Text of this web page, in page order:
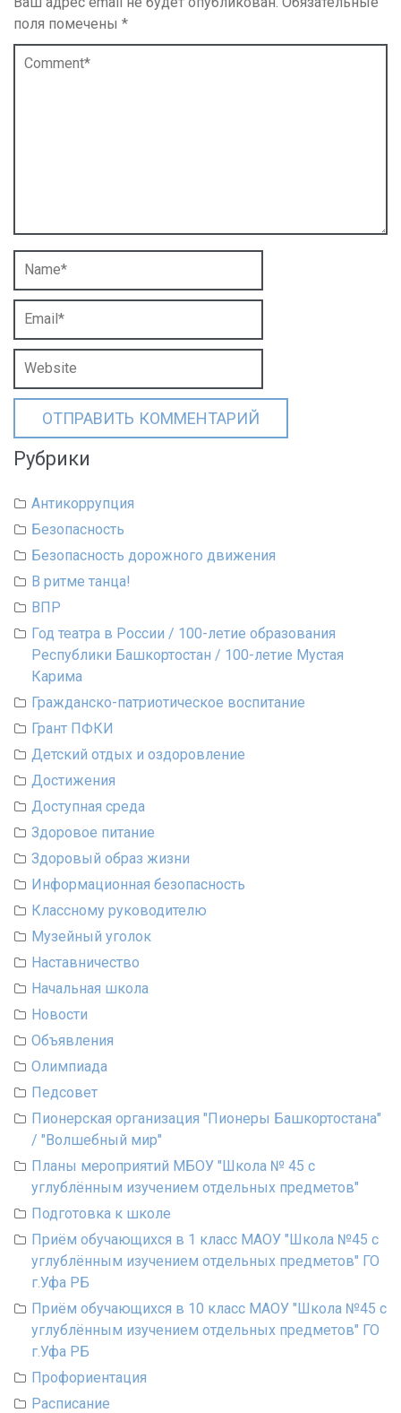
поля помечены *
Рубрики
Антикоррупция
Безопасность
Безопасность дорожного движения
В ритме танца!
ВПР
Год театра в России / 100-летие образования
Республики Башкортостан / 100-летие Мустая
Карима
Гражданско-патриотическое воспитание
Грант ПФКИ
Детский отдых и оздоровление
Достижения
Доступная среда
Здоровое питание
Здоровый образ жизни
Информационная безопасность
Классному руководителю
Музейный уголок
Наставничество
Начальная школа
Новости
Объявления
Олимпиада
Педсовет
Пионерская организация "Пионеры Башкортостана"
/ "Волшебный мир"
Планы мероприятий МБОУ "Школа № 45 с
углублённым изучением отдельных предметов"
Подготовка к школе
Приём обучающихся в 1 класс МАОУ "Школа №45 с
углублённым изучением отдельных предметов" ГО
г.Уфа РБ
Приём обучающихся в 10 класс МАОУ "Школа №45 с
углублённым изучением отдельных предметов" ГО
г.Уфа РБ
Профориентация
Расписание